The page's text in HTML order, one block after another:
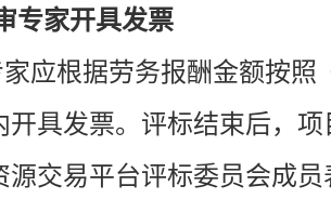
专家开具发票
应根据劳务报酬金额按照
开具发票。评标结束后，
源交易平台评标委员会成